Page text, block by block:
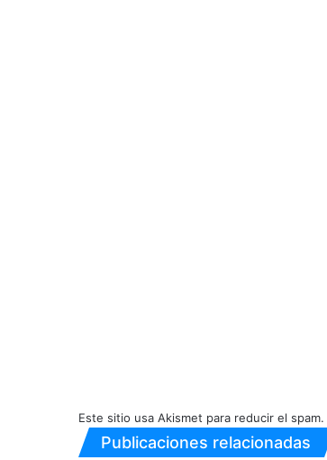
Este sitio usa Akismet para reducir el spam.
Publicaciones relacionadas